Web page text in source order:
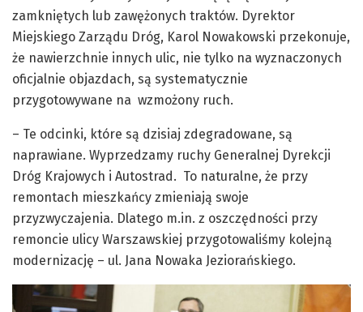
zamkniętych lub zawężonych traktów. Dyrektor
Miejskiego Zarządu Dróg, Karol Nowakowski przekonuje,
że nawierzchnie innych ulic, nie tylko na wyznaczonych
oficjalnie objazdach, są systematycznie
przygotowywane na wzmożony ruch.
– Te odcinki, które są dzisiaj zdegradowane, są
naprawiane. Wyprzedzamy ruchy Generalnej Dyrekcji
Dróg Krajowych i Autostrad. To naturalne, że przy
remontach mieszkańcy zmieniają swoje
przyzwyczajenia. Dlatego m.in. z oszczędności przy
remoncie ulicy Warszawskiej przygotowaliśmy kolejną
modernizację – ul. Jana Nowaka Jeziorańskiego.